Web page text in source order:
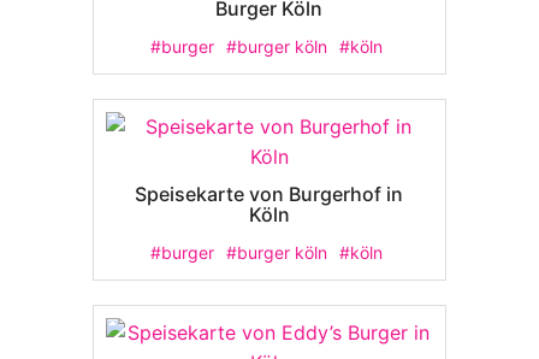
Burger Köln
#burger #burger köln #köln
Speisekarte von Burgerhof in
Köln
#burger #burger köln #köln